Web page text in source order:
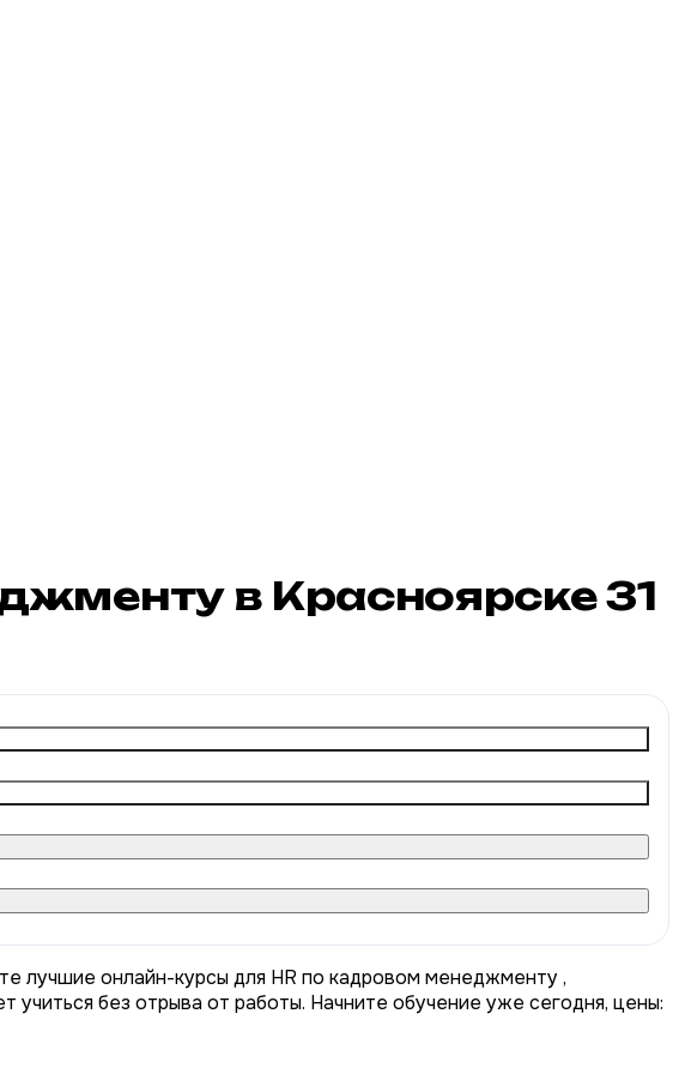
в Красноярске31
лучшие онлайн-курсы для HR по кадровом менеджменту ,
без отрыва от работы. Начните обучение уже сегодня, цены: